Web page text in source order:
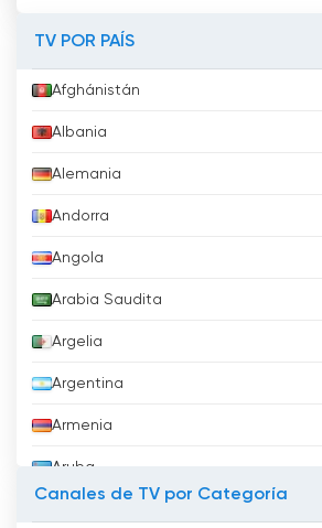
TV POR PAÍS
Afghánistán
Albania
Alemania
Andorra
Angola
Arabia Saudita
Argelia
Argentina
Armenia
Aruba
Canales de TV por Categoría